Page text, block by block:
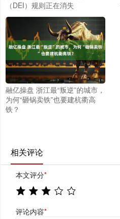
（DEI）规则正在消失
融亿操盘 浙江最“叛逆”的城市，
为何“砸锅卖铁”也要建杭衢高
铁？
相关评论
本文评分*
评论内容*